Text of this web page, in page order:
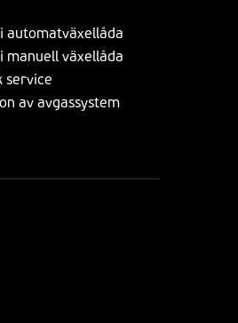
automatväxellåda
manuell växellåda
service
av avgassystem